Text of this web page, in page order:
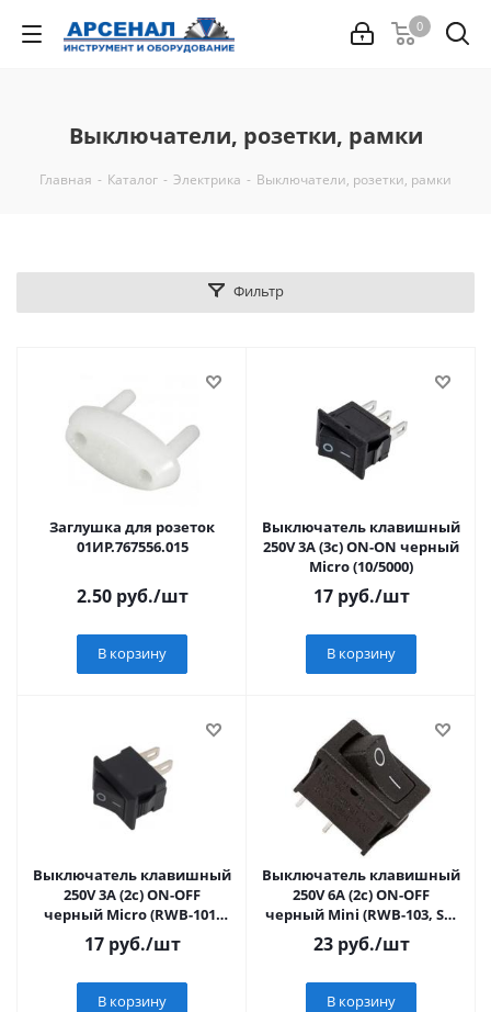
0
Выключатели, розетки, рамки
Главная - Каталог - Электрика - Выключатели, розетки, рамки
Фильтр
Заглушка для розеток
01ИР.767556.015
2.50руб./шт
В корзину
Выключатель клавишный
250V 3А (3с) ON-ON черный
Micro (10/5000)
17руб./шт
В корзину
Выключатель клавишный
250V 3А (2с) ON-OFF
черный Micro (RWB-101)
(10/5000) REXANT
17руб./шт
В корзину
Выключатель клавишный
250V 6А (2с) ON-OFF
черный Mini (RWB-103, SC-
766, MRS-101-5) REXANT
23руб./шт
В корзину